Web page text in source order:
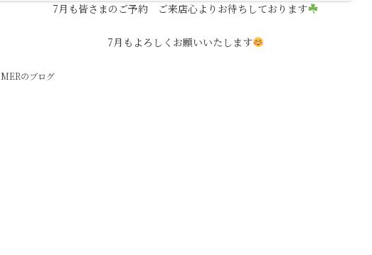
7月も皆さまのご予約 ご来店心よりお待ちしております
7月もよろしくお願いいたします
MERのブログ